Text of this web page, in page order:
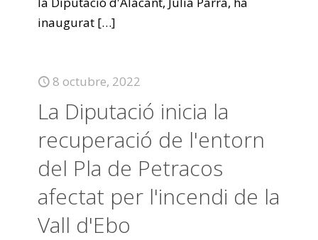
inaugurat […]
8 octubre, 2022
La Diputació inicia la
recuperació de l'entorn
del Pla de Petracos
afectat per l'incendi de la
Vall d'Ebo